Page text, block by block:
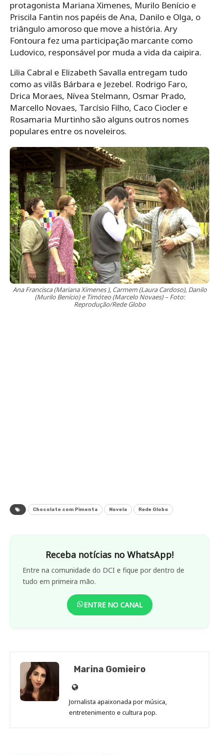
protagonista Mariana Ximenes, Murilo Benício e
Priscila Fantin nos papéis de Ana, Danilo e Olga, o
triângulo amoroso que move a história. Ary
Fontoura fez uma participação marcante como
Ludovico, responsável por muda a vida da caipira.
Lilia Cabral e Elizabeth Savalla entregam tudo
como as vilãs Bárbara e Jezebel. Rodrigo Faro,
Drica Moraes, Nívea Stelmann, Osmar Prado,
Marcello Novaes, Tarcísio Filho, Caco Ciocler e
Rosamaria Murtinho são alguns outros nomes
populares entre os noveleiros.
Ana Francisca (Mariana Ximenes ), Carmem (Laura Cardoso), Danilo
(Murilo Benício) e Timóteo (Marcelo Novaes) – Foto:
Reprodução/Rede Globo
Chocolate com Pimenta Novela Rede Globo
Receba notícias no WhatsApp!
Entre na comunidade do DCI e fique por dentro de
tudo em primeira mão.
ENTRE NO CANAL
Marina Gomieiro
Site
de
Marina
Jornalista apaixonada por música,
entretenimento e cultura pop.